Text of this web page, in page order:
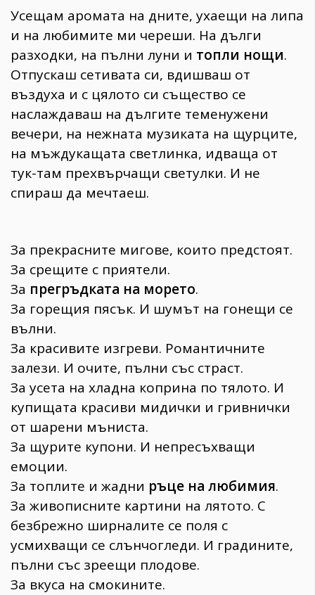
ПОСЛЕДВАЙТЕ
НИ
Усещам аромата на дните, ухаещи на липа
и на любимите ми череши. На дълги
разходки, на пълни луни и топли нощи.
Отпускаш сетивата си, вдишваш от
въздуха и с цялото си същество се
наслаждаваш на дългите теменужени
вечери, на нежната музиката на щурците,
на мъждукащата светлинка, идваща от
тук-там прехвърчащи светулки. И не
спираш да мечтаеш.
За прекрасните мигове, които предстоят.
За срещите с приятели.
За прегръдката на морето.
За горещия пясък. И шумът на гонещи се
вълни.
За красивите изгреви. Романтичните
залези. И очите, пълни със страст.
За усета на хладна коприна по тялото. И
купищата красиви мидички и гривнички
от шарени мъниста.
За щурите купони. И непресъхващи
емоции.
За топлите и жадни ръце на любимия.
За живописните картини на лятото. С
безбрежно ширналите се поля с
усмихващи се слънчогледи. И градините,
пълни със зреещи плодове.
За вкуса на смокините.